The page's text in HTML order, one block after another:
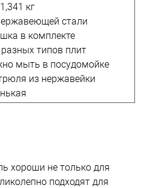
кг
стали
в комплекте
типов плит
мыть в посудомойке
из нержавейки
хороши не только для
подходят для